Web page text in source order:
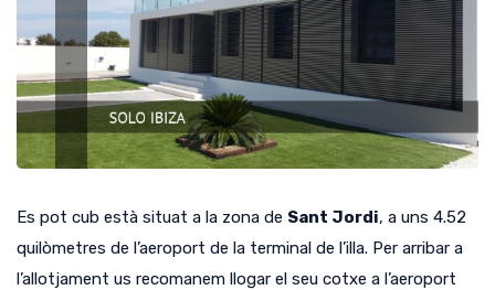
Es pot cub està situat a la zona de Sant Jordi, a uns 4.52
quilòmetres de l’aeroport de la terminal de l’illa. Per arribar a
l’allotjament us recomanem llogar el seu cotxe a l’aeroport